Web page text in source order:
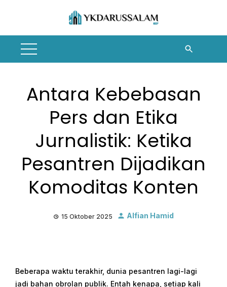
Antara Kebebasan
Pers dan Etika
Jurnalistik: Ketika
Pesantren Dijadikan
Komoditas Konten
15 Oktober 2025 Alfian Hamid
Beberapa waktu terakhir, dunia pesantren lagi-lagi
jadi bahan obrolan publik. Entah kenapa, setiap kali